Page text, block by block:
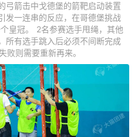
弓箭击中戈德堡的箭靶启动装置
发一连串的反应，在哥德堡挑战
皇冠。 2名参赛选手甩绳，其他
所有选手跳入后必须不间断完成
败则需要重新再来。